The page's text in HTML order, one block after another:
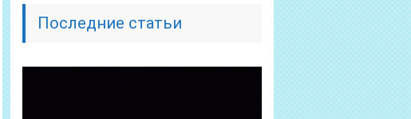
Последние статьи